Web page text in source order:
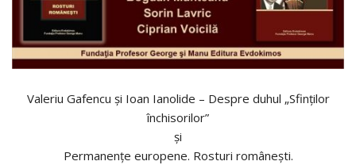
Valeriu Gafencu şi Ioan Ianolide – Despre duhul „Sfinţilor
închisorilor”
şi
Permanenţe europene. Rosturi româneşti.